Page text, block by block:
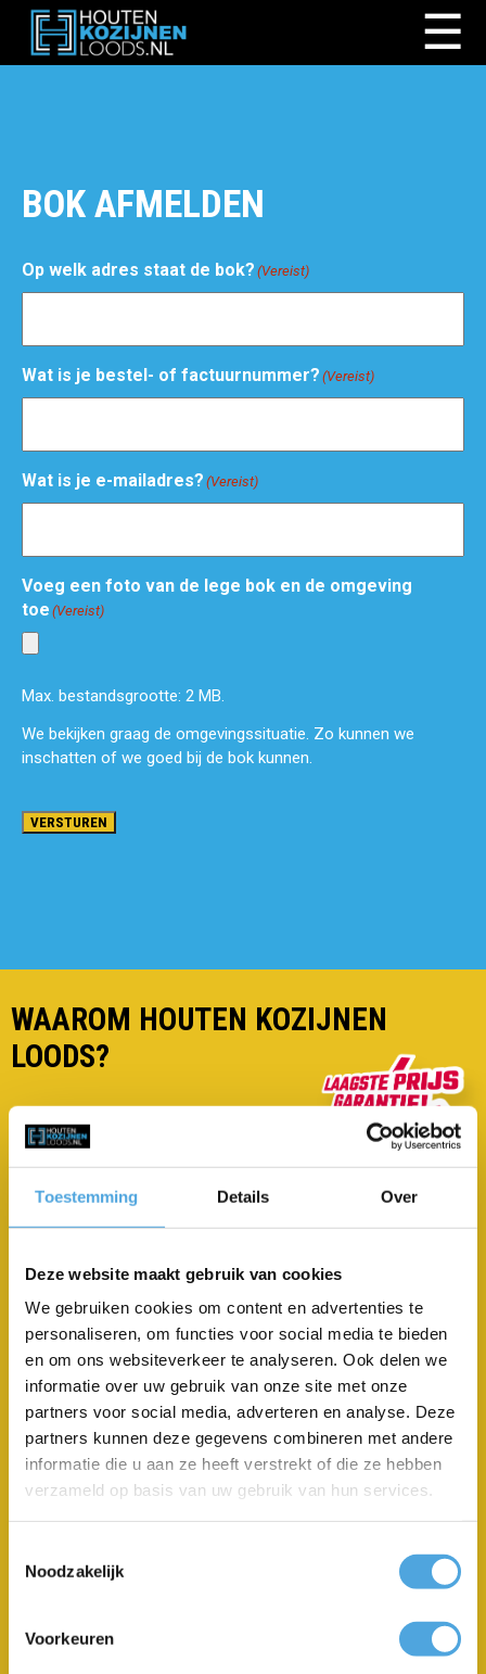
Toestemming Details Over
Deze website maakt gebruik van cookies
We gebruiken cookies om content en advertenties te
personaliseren, om functies voor social media te bieden
en om ons websiteverkeer te analyseren. Ook delen we
informatie over uw gebruik van onze site met onze
partners voor social media, adverteren en analyse. Deze
partners kunnen deze gegevens combineren met andere
informatie die u aan ze heeft verstrekt of die ze hebben
verzameld op basis van uw gebruik van hun services.
Noodzakelijk
Voorkeuren
☰
BOK AFMELDEN
Op welk adres staat de bok? (Vereist)
Wat is je bestel- of factuurnummer? (Vereist)
Wat is je e-mailadres? (Vereist)
Voeg een foto van de lege bok en de omgeving
toe (Vereist)
Max. bestandsgrootte: 2 MB.
We bekijken graag de omgevingssituatie. Zo kunnen we
inschatten of we goed bij de bok kunnen.
VERSTUREN
WAAROM HOUTEN KOZIJNEN
LOODS?
LAAGSTE PRIJSGARANTIE
BESTE KWALITEIT
Je krijgt je kwaliteit snel doordat wij alle
tussenpersonen weghalen.
GEEN ZORGEN OM VERKEERDE MATEN
Je krijgt altijd wat je denkt te krijgen. We sturen je
namelijk altijd een technische tekening. Pas na jouw
goedkeuring, maken wij je kozijnen of deuren. Perfect
op maat.
WHAT YOU SEE IS WHAT YOU GET
zo ingericht, dat je wel erg je best moet doen om
onduidelijkheden te vinden. Zijn ze er toch? Vraag ze